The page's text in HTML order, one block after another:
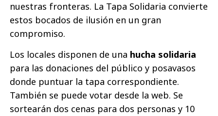
nuestras fronteras. La Tapa Solidaria convierte
estos bocados de ilusión en un gran
compromiso.
Los locales disponen de una hucha solidaria
para las donaciones del público y posavasos
donde puntuar la tapa correspondiente.
También se puede votar desde la web. Se
sortearán dos cenas para dos personas y 10